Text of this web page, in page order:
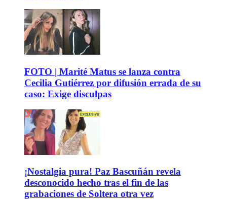
FOTO | Marité Matus se lanza contra
Cecilia Gutiérrez por difusión errada de su
caso: Exige disculpas
¡Nostalgia pura! Paz Bascuñán revela
desconocido hecho tras el fin de las
grabaciones de Soltera otra vez